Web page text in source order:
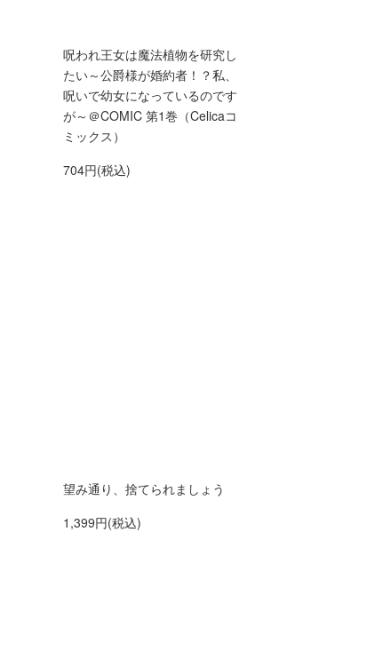
呪われ王女は魔法植物を研究し
たい～公爵様が婚約者！？私、
呪いで幼女になっているのです
が～＠COMIC 第1巻（Celicaコ
ミックス）
704円(税込)
望み通り、捨てられましょう
1,399円(税込)